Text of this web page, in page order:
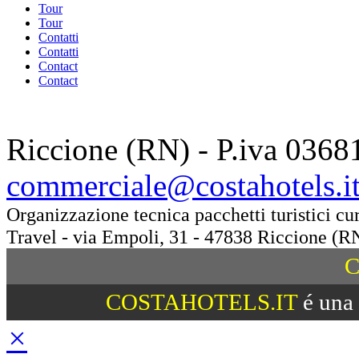
Tour
Tour
Contatti
Contatti
Contact
Contact
Riccione (RN) - P.iva
Organizzazione tecnica pacchetti turistici
Travel - via Empoli, 31 - 47838 Riccione
COSTAHOTELS.ITé una
×